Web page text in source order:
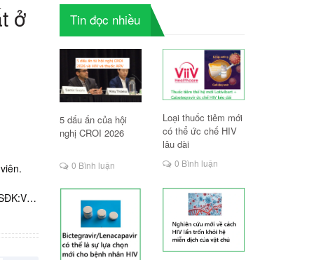
ở
Tin đọc nhiều
5 dấu ấn của hội
nghị CROI 2026
0 Bình luận
Loại thuốc tiêm mới
có thể ức chế HIV
lâu dài
0 Bình luận